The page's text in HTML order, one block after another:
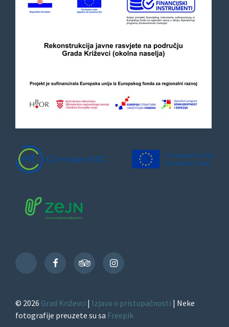
TikTok
FacebookTripAdvisorInstagram
© 2026 Grad Križevci | Izjava o pristupačnosti | Neke
fotografije preuzete su sa Freepik